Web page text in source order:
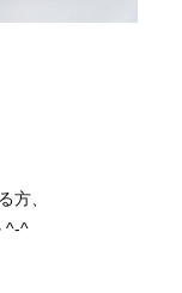
方、
^-^